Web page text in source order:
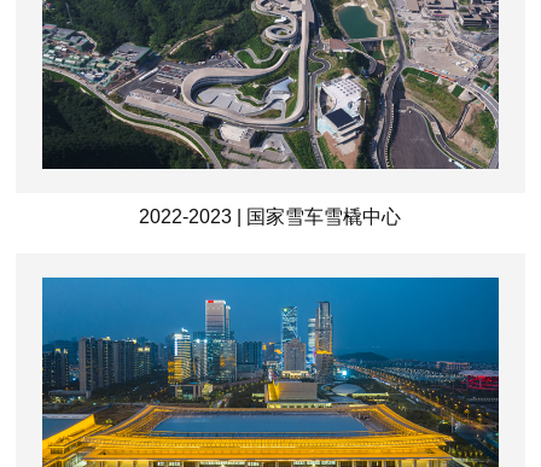
2022-2023 | 国家雪车雪橇中心